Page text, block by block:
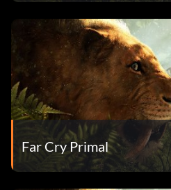
Feuer:
Machen Sie sich das Feuer
Waffe gegen den Feind
an, in der sich Feinde befinden,
Leibe verbrennen, oder
Gras um das feindliche Lager
Waffen abrufen:
Far Cry Primal